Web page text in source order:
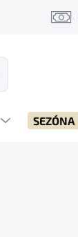
SEZÓNA